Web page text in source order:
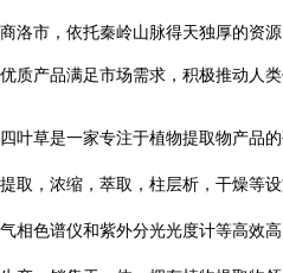
商洛市，依托秦岭山脉得天独厚的资
优质产品满足市场需求，积极推动人类
四叶草是一家专注于植物提取物产品
提取，浓缩，萃取，柱层析，干燥等
气相色谱仪和紫外分光光度计等高效